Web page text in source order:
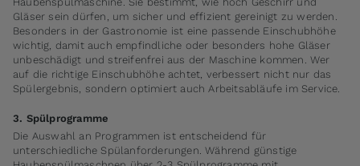
Gläser sein dürfen, um sicher und effizient gereinigt zu werden.
Besonders in der Gastronomie ist eine passende Einschubhöhe
wichtig, damit auch empfindliche oder besonders hohe Gläser
unbeschädigt und streifenfrei aus der Maschine kommen. Wer
auf die richtige Einschubhöhe achtet, verbessert nicht nur das
Spülergebnis, sondern optimiert auch Arbeitsabläufe im Service.
3. Spülprogramme
Die Auswahl an Programmen ist entscheidend für
unterschiedliche Spülanforderungen. Während günstige